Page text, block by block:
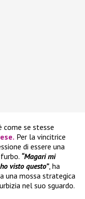
come se stesse
. Per la vincitrice
di essere una
“Magari mi
visto questo”, ha
una mossa strategica
nel suo sguardo.